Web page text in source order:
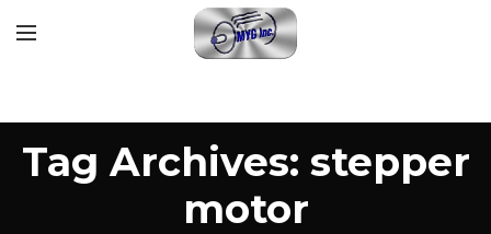
Tag Archives: stepper
motor